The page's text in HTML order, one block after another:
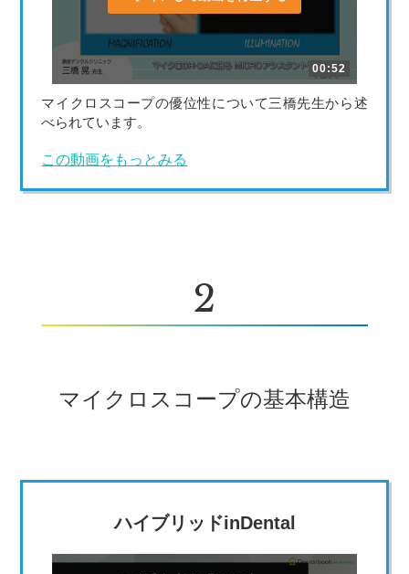
00:52
マイクロスコープの優位性について三橋先生から述
べられています。
この動画をもっとみる
2
マイクロスコープの基本構造
ハイブリッドinDental